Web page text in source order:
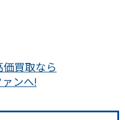
買取なら
ンへ!